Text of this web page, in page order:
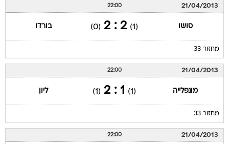
21/04/2013
22:00
סושו (1)
2 : 2
(0) בורדו
מחזור 33
21/04/2013
22:00
מונפלייה (1)
1 : 2
(1) ליון
מחזור 33
21/04/2013
22:00